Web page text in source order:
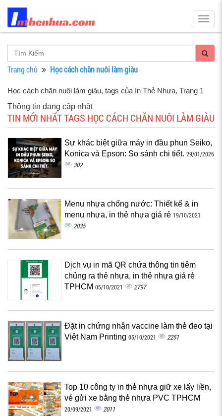
Trang chủ Học cách chăn nuôi làm giàu
Học cách chăn nuôi làm giàu, tags của In Thẻ Nhựa, Trang 1
Thông tin đang cập nhật
TIN MỚI NHẤT TAGS HỌC CÁCH CHĂN NUÔI LÀM GIÀU
Sự khác biệt giữa máy in đầu phun Seiko,
Konica và Epson: So sánh chi tiết. 29/01/2026
302
Menu nhựa chống nước: Thiết kế & in
menu nhựa, in thẻ nhựa giá rẻ 19/10/2021
2035
Dịch vụ in mã QR chứa thông tin tiêm
chủng ra thẻ nhựa, in thẻ nhựa giá rẻ
TPHCM 05/10/2021 2797
Đặt in chứng nhận vaccine làm thẻ đeo tại
Việt Nam Printing 05/10/2021 2251
Top 10 công ty in thẻ nhựa giữ xe lấy liền,
vé gửi xe bằng thẻ nhựa PVC TPHCM
20/09/2021 2011